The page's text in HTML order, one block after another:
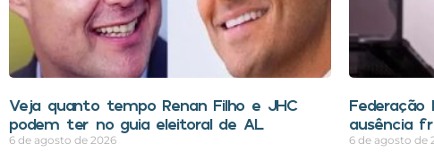
Veja quanto tempo Renan Filho e JHC
podem ter no guia eleitoral de AL
6 de agosto de 2026
Federação
ausência
6 de agosto de